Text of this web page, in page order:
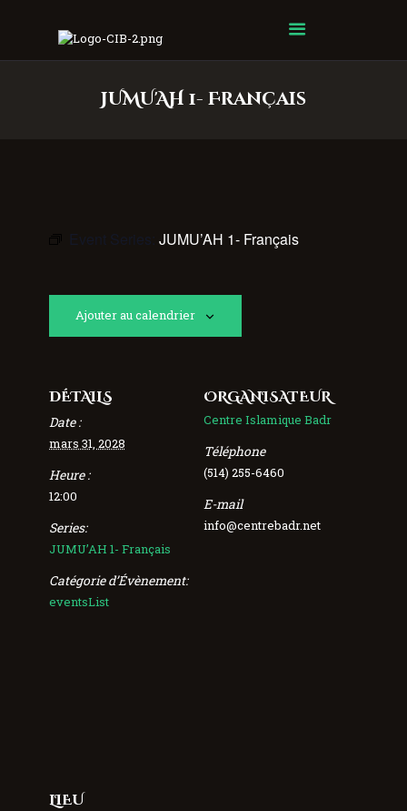
JUMU'AH 1- Français
Centre Islamique Badr
Event Series: JUMU’AH 1- Français
Ajouter au calendrier
DÉTAILS
Date :
mars 31, 2028
Heure :
12:00
Series:
JUMU’AH 1- Français
Catégorie d’Évènement:
eventsList
ORGANISATEUR
Centre Islamique Badr
Téléphone
(514) 255-6460
E-mail
info@centrebadr.net
LIEU